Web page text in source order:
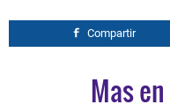
Compartir
Mas